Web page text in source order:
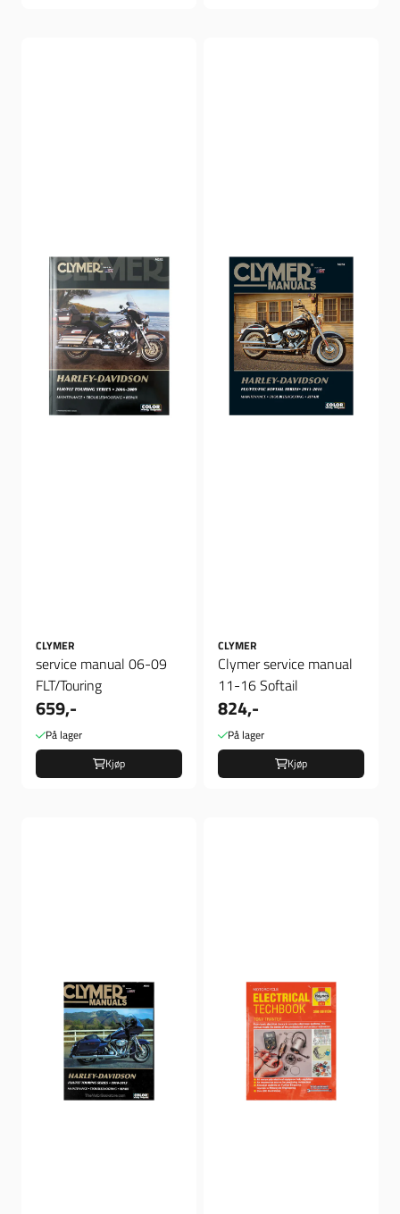
CLYMER
service manual 06-09
FLT/Touring
659,-
På lager
Kjøp
CLYMER
Clymer service manual
11-16 Softail
824,-
På lager
Kjøp